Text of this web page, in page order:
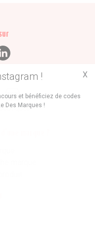
!
et bénéficiez de codes
Des Marques !
X